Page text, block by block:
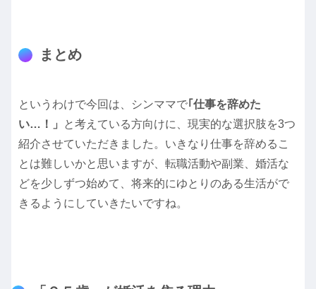
まとめ
というわけで今回は、シンママで｢仕事を辞めた
い…！」
と考えている方向けに、現実的な選択肢を3つ
紹介させていただきました。いきなり仕事を辞めるこ
とは難しいかと思いますが、転職活動や副業、婚活な
どを少しずつ始めて、将来的にゆとりのある生活がで
きるようにしていきたいですね。